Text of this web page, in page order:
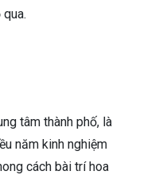
tâm thành phố, là
năm kinh nghiệm
cách bài trí hoa